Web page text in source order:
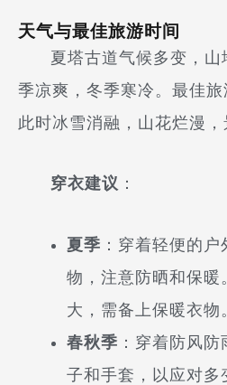
天气与最佳旅游时间
夏塔古道气候多变，
季凉爽，冬季寒冷。最佳旅
此时冰雪消融，山花烂漫，
穿衣建议 ：
夏季 ：穿着轻便的
物，注意防晒和保暖
大，需备上保暖衣物
春秋季 ：穿着防风
子和手套，以应对多